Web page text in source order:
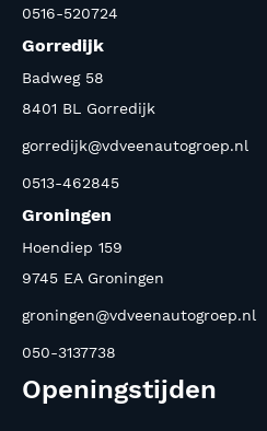
0516-520724
Gorredijk
Badweg 58
8401 BL Gorredijk
gorredijk@vdveenautogroep.nl
0513-462845
Groningen
Hoendiep 159
9745 EA Groningen
groningen@vdveenautogroep.nl
050-3137738
Openingstijden